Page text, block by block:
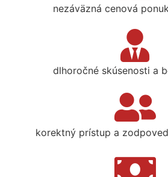
nezáväzná cenová
dlhoročné skúsenosti a
korektný prístup a